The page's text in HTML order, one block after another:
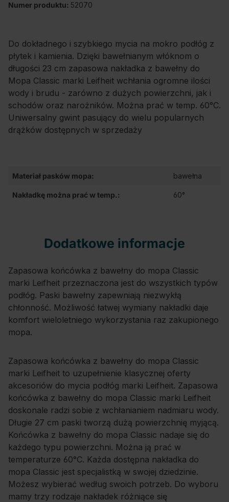
Numer produktu: 52070
Do dokładnego i szybkiego mycia na mokro podłóg z
płytek i kamienia. Dzięki bawełnianym włóknom o
długości 23 cm zapasowa nakładka z bawełny do
Mopa Classic marki Leifheit wchłania ogromne ilości
wody i brudu - zarówno z dużych powierzchni, jak i
schodów oraz narożników. Można prać w temp. 60°C.
Uniwersalny gwint pasujący do wielu popularnych
drążków dostępnych w sprzedaży
Materiał pasków mopa: bawełna
Nakładkę można prać w temp.: 60°
Dodatkowe informacje
Zapasowa końcówka z bawełny do mopa Classic
marki Leifheit przeznaczona jest do wszystkich typów
podłóg. Paski bawełny zapewniają niezwykłą
chłonność. Możliwość łatwej wymiany nakładki daje
komfort wieloletniego wykorzystania raz zakupionego
mopa.
Zapasowa końcówka z bawełny do mopa Classic
marki Leifheit to uzupełnienie klasycznej oferty
akcesoriów do mycia podłóg marki Leifheit. Zapasowa
końcówka z bawełny do mopa Classic marki Leifheit
doskonale radzi sobie z wchłanianiem nadmiaru wody.
Długie 27 cm paski tworzą dużą powierzchnię myjącą.
Końcówka z bawełny do mopa Classic nadaje się do
każdego typu powierzchni. Można ją prać w
temperaturze 60°C. Każda dostępna nakładka do
mopa Classic jest specjalistką w swojej dziedzinie.
Możesz wybierać według swoich potrzeb. Do wyboru
mamy trzy rodzaje nakładek różniące się